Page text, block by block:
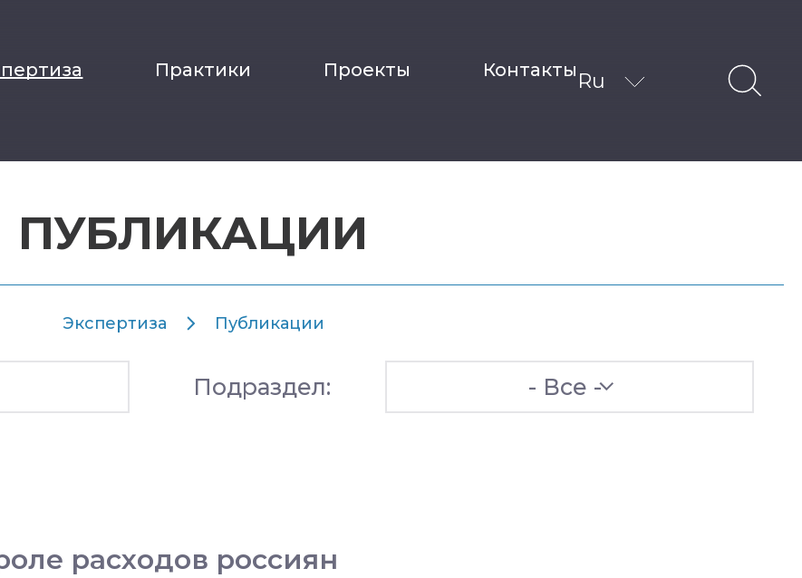
Практики Проекты Контакты Ru
ПУБЛИКАЦИИ
Экспертиза Публикации
Подраздел: - Все -
расходов россиян